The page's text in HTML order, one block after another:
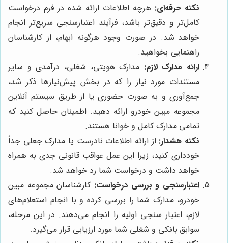
نکته حرفه‌ای: هرچه اطلاعات ارائه شده در فرم درخواست
کامل‌تر و دقیق‌تر باشد، فرآیند اعتبارسنجی سریع‌تر انجام
خواهد شد. در صورت وجود هرگونه ابهام، از کارشناسان
راهنمایی بخواهید.
ارائه مدارک لازم: مدارک هویتی، شغلی، درآمدی و سایر
مستندات مورد نیاز را که در بخش پیش‌نیازها ذکر شد،
جمع‌آوری و به صورت حضوری یا از طریق سیستم آنلاین
مجموعه مبین خودرو ارائه دهید. اطمینان حاصل کنید که
تمامی مدارک کامل و خوانا هستند.
نکته هشدار: از ارائه اطلاعات نادرست یا مدارک جعلی جداً
خودداری کنید، زیرا این عمل عواقب قانونی جدی به همراه
خواهد داشت و درخواست شما رد خواهد شد.
اعتبارسنجی و بررسی درخواست: کارشناسان مجموعه مبین
خودرو، مدارک شما را بررسی کرده و با انجام استعلام‌های
لازم، اعتبار سنجی اولیه را انجام می‌دهند. در این مرحله،
سوابق بانکی و شغلی شما مورد ارزیابی قرار می‌گیرد.